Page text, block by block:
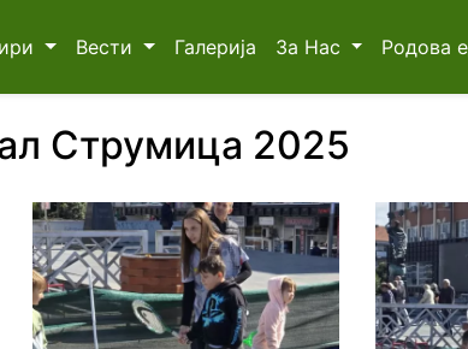
Вести Галерија За Нас Родова
Струмица 2025